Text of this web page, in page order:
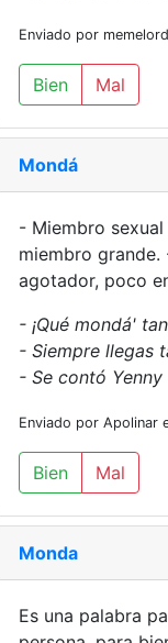
Enviado por
Bien Mal
Mondá
- Miembro
miembro
agotador, poco
- ¡Qué mondá'
- Siempre llegas
- Se contó
Enviado por Apolinar
Bien Mal
Monda
Es una palabra